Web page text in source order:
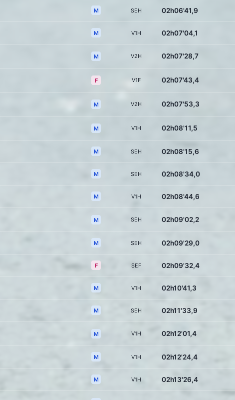
M SEH 02h06'41,9
M V1H 02h07'04,1
M V2H 02h07'28,7
F V1F 02h07'43,4
M V2H 02h07'53,3
M V1H 02h08'11,5
M SEH 02h08'15,6
M SEH 02h08'34,0
M V1H 02h08'44,6
M SEH 02h09'02,2
M SEH 02h09'29,0
F SEF 02h09'32,4
M V1H 02h10'41,3
M SEH 02h11'33,9
M V1H 02h12'01,4
M V1H 02h12'24,4
M V1H 02h13'26,4